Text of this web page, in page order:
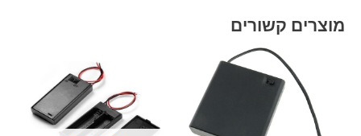
מוצרים קשורים